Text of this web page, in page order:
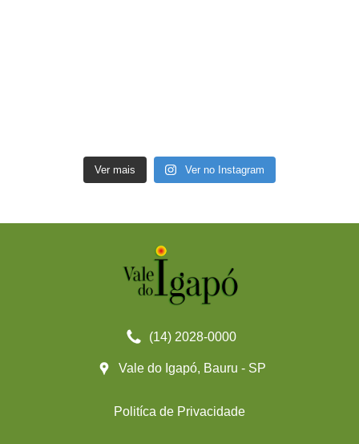
Ver mais Ver no Instagram
(14) 2028-0000
Vale do Igapó, Bauru - SP
Politíca de Privacidade